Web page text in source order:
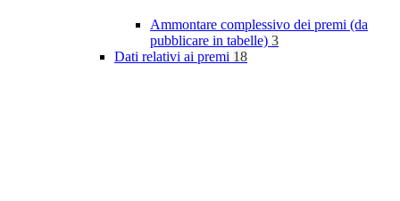
Ammontare complessivo dei premi (da
pubblicare in tabelle) 3
Dati relativi ai premi 18